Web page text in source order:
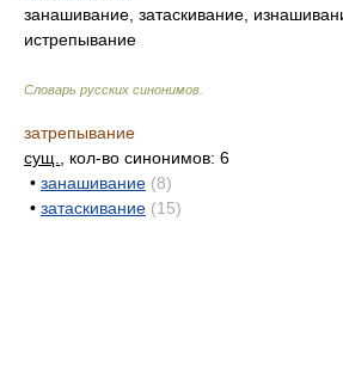
занашивание, затаскивание,
истрепывание
Словарь русских синонимов
затрепывание
сущ.
, кол-во синонимов: 6
• занашивание (8)
• затаскивание (15)